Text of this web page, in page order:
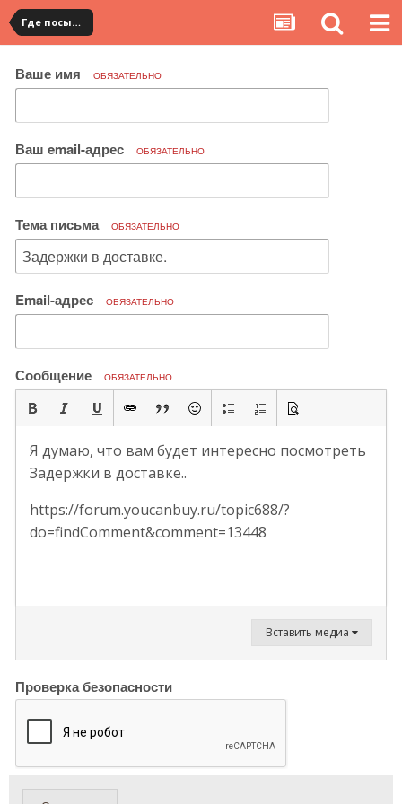
Где посылка?
Ваше имя ОБЯЗАТЕЛЬНО
Ваш email-адрес ОБЯЗАТЕЛЬНО
Тема письма ОБЯЗАТЕЛЬНО
Email-адрес ОБЯЗАТЕЛЬНО
Сообщение ОБЯЗАТЕЛЬНО
Я думаю, что вам будет интересно посмотреть
Задержки в доставке..
https://forum.youcanbuy.ru/topic688/?
do=findComment&comment=13448
Вставить медиа
Проверка безопасности